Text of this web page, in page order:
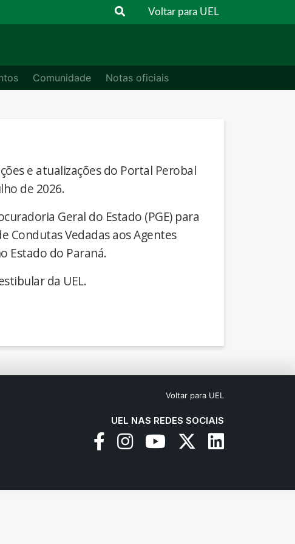
Voltar para UEL
Comunidade Notas oficiais
e atualizações do Portal Perobal
de 2026.
Geral do Estado (PGE) para
Condutas Vedadas aos Agentes
Estado do Paraná.
da UEL.
Voltar para UEL
UEL NAS REDES SOCIAIS